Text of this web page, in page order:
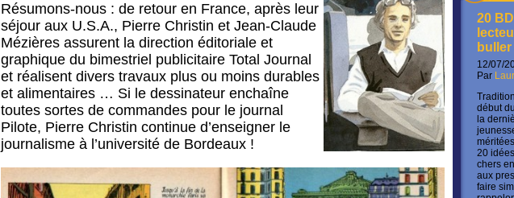
20
12/07/
Par
début
la
20
chers
aux
faire
Résumons-nous : de retour en France, après leur
séjour aux U.S.A., Pierre Christin et Jean-Claude
Mézières assurent la direction éditoriale et
graphique du bimestriel publicitaire Total Journal
et réalisent divers travaux plus ou moins durables
et alimentaires … Si le dessinateur enchaîne
toutes sortes de commandes pour le journal
Pilote, Pierre Christin continue d’enseigner le
journalisme à l’université de Bordeaux !